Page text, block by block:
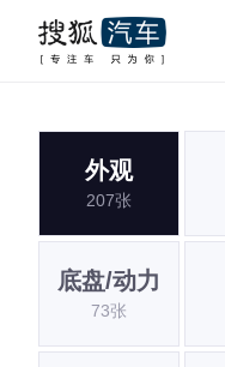
外观
207张
底盘/动力
73张